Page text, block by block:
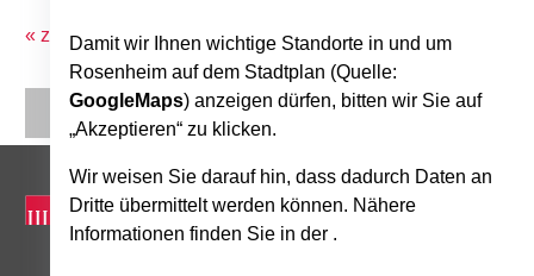
« zurück zur Übersicht
Damit wir Ihnen wichtige Standorte in und um
Rosenheim auf dem Stadtplan (Quelle:
GoogleMaps) anzeigen dürfen, bitten wir Sie auf
„Akzeptieren“ zu klicken.
Wir weisen Sie darauf hin, dass dadurch Daten an
Dritte übermittelt werden können. Nähere
Informationen finden Sie in der .